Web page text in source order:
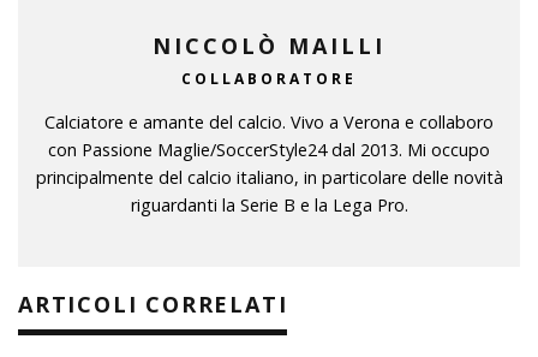
NICCOLÒ MAILLI
COLLABORATORE
Calciatore e amante del calcio. Vivo a Verona e collaboro
con Passione Maglie/SoccerStyle24 dal 2013. Mi occupo
principalmente del calcio italiano, in particolare delle novità
riguardanti la Serie B e la Lega Pro.
ARTICOLI CORRELATI